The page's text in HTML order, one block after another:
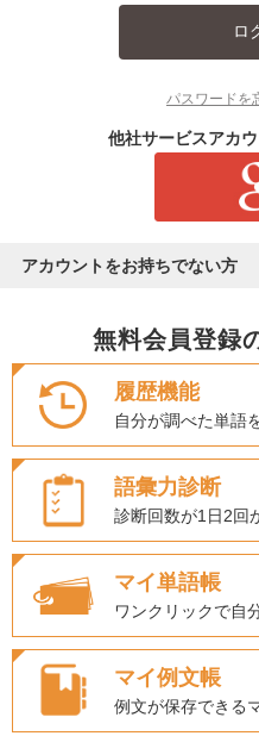
ロ
パスワードを
他社サービスアカ
アカウントをお持ちでない方
無料会員登録
履歴機能
自分が調べた単語
語彙力診断
診断回数が1日2回
マイ単語帳
ワンクリックで自
マイ例文帳
例文が保存できる